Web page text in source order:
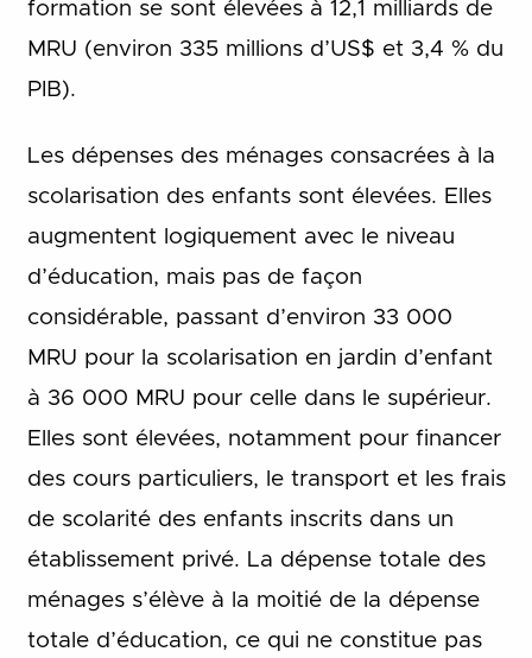
formation se sont élevées à 12,1 milliards de
MRU (environ 335 millions d’US$ et 3,4 % du
PIB).
Les dépenses des ménages consacrées à la
scolarisation des enfants sont élevées. Elles
augmentent logiquement avec le niveau
d’éducation, mais pas de façon
considérable, passant d’environ 33 000
MRU pour la scolarisation en jardin d’enfant
à 36 000 MRU pour celle dans le supérieur.
Elles sont élevées, notamment pour financer
des cours particuliers, le transport et les frais
de scolarité des enfants inscrits dans un
établissement privé. La dépense totale des
ménages s’élève à la moitié de la dépense
totale d’éducation, ce qui ne constitue pas